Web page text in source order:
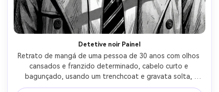
Detetive noir Painel
Retrato de mangá de uma pessoa de 30 anos com olhos
cansados e franzido determinado, cabelo curto e
bagunçado, usando um trenchcoat e gravata solta,
fundo de rua da cidade noir fumaçada, luz dura dramática